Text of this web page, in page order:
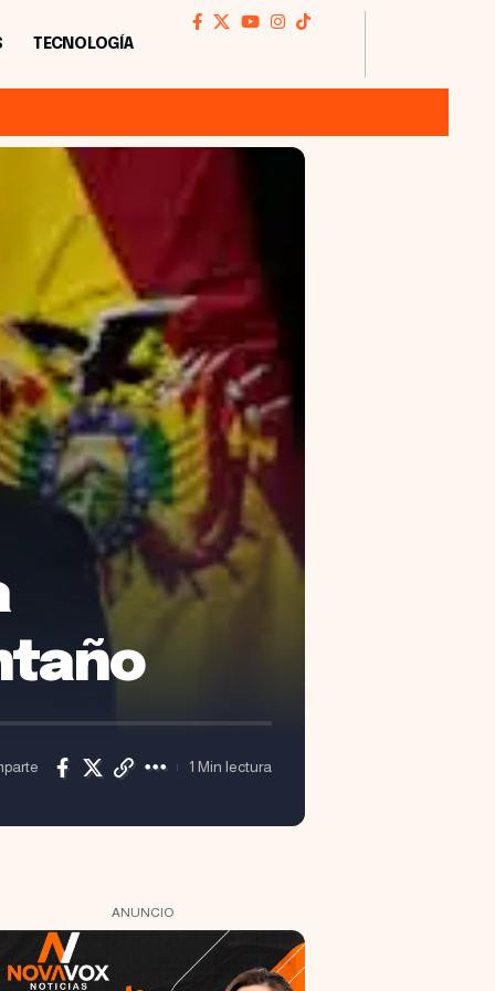
TECNOLOGÍA
1 Min lectura
ANUNCIO